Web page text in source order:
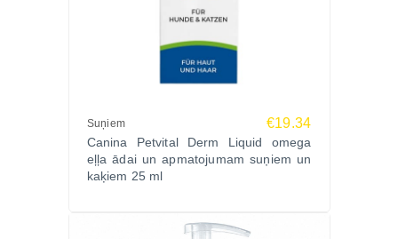
Suņiem €19.34
Canina Petvital Derm Liquid omega
eļļa ādai un apmatojumam suņiem un
kaķiem 25 ml